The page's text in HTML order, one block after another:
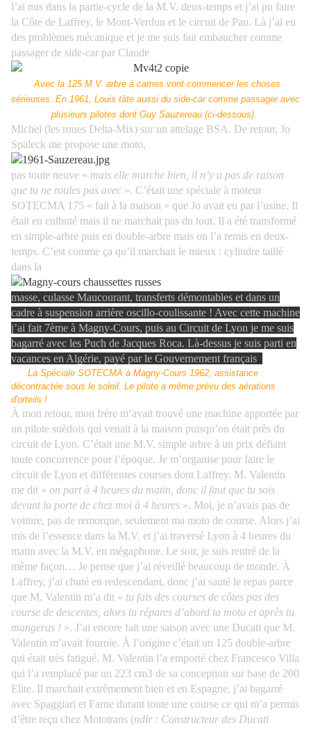
l’ai mis dans la partie-cycle de la M.V. deux-temps et j’ai pu faire
la Côte de Laffrey, le Mont-Verdun et le circuit de Pau. Là j’ai eu
des problèmes mécanique et je me suis fait embaucher comme
passager de side-car par Claude
Avec la 125 M.V. arbre à cames vont commencer les choses
sérieuses. En 1961, Louis tâte aussi du side-car comme passager avec
plusieurs pilotes dont Guy Sauzereau (ci-dessous).
Michel (les roues Delta-Mix) sur un attelage BSA. De retour, Jo
Spaleck me propose une moto,
pas toute neuve « mais elle marche bien, il n’y a pas de raison
que tu ne roules pas avec ». C’était une spéciale à moteur
SOTECMA 175 « fait à la maison » que Jo avait eu par l’usine. Il
était en culbuté mais il ne marchait pas du tout. Il a été transformé
en simple-arbre puis en double-arbre mais on l’a remis en deux-
temps. C’est comme ça qu’il marchait le mieux : cylindre taillé
dans la
masse, culasse Maucourant, transferts démontables et dans un
cadre à suspension arrière oscillo-coulissante ! Avec cette machine
j’ai fait 7ème à Magny-Cours, puis au Circuit de Lyon je me suis
bagarré avec les Puch de Jacques Roca. Là-dessus je suis parti en
vacances en Algérie, payé par le Gouvernement français.
La Spéciale SOTECMA à Magny-Cours 1962, assistance
décontractée sous le soleil. Le pilote a même prévu des aérations
d'orteils !
À mon retour, mon frère m’avait trouvé une machine apportée par
un pilote suèdois qui venait à la maison puisqu’on était près du
circuit de Lyon. C’était une M.V. simple arbre à un prix défiant
toute concurrence pour l’époque. Je m’organise pour faire le
circuit de Lyon et différentes courses dont Laffrey. M. Valentin
me dit « on part à 4 heures du matin, donc il faut que tu sois
devant la porte de chez moi à 4 heures ». Moi, je n’avais pas de
voiture, pas de remorque, seulement ma moto de course. Alors j’ai
mis de l’essence dans la M.V. et j’ai traversé Lyon à 4 heures du
matin avec la M.V. en mégaphone. Le soir, je suis rentré de la
même façon… Je pense que j’ai réveillé beaucoup de monde. À
Laffrey, j’ai chuté en redescendant, donc j’ai sauté le repas parce
que M. Valentin m’a dit « tu fais des courses de côtes pas des
course de descentes, alors tu répares d’abord ta moto et après tu
mangeras ! ». J’ai encore fait une saison avec une Ducati que M.
Valentin m’avait fournie. À l’origine c’était un 125 double-arbre
qui était très fatigué. M. Valentin l’a emporté chez Francesco Villa
qui l’a remplacé par un 223 cm3 de sa conception sur base de 200
Elite. Il marchait extrêmement bien et en Espagne, j’ai bagarré
avec Spaggiari et Farne durant toute une course ce qui m’a permis
d’être reçu chez Mototrans (ndlr : Constructeur des Ducati